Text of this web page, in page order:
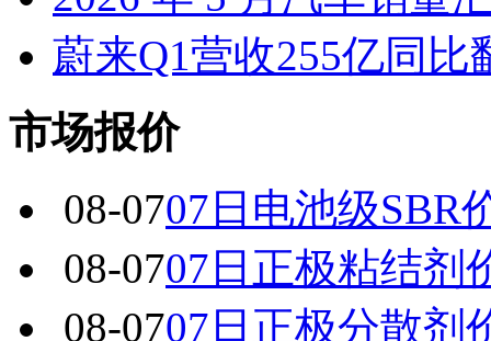
蔚来Q1营收255亿同
市场报价
08-0707日电池级SBR
08-0707日正极粘结剂
08-0707日正极分散剂